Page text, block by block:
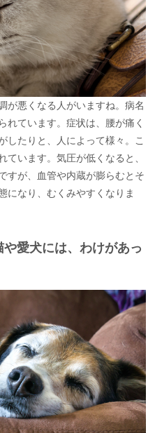
が悪くなる人がいますね。病名
れています。症状は、腰が痛く
したりと、人によって様々。こ
ています。気圧が低くなると、
すが、血管や内蔵が膨らむとそ
になり、むくみやすくなりま
愛犬には、わけがあっ